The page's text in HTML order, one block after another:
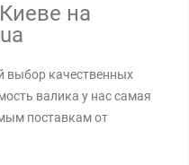
на
выбор качественных
валика у нас самая
поставкам от